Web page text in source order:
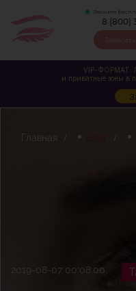
Звоните
8 (800)
Главная
2019-08-07 00:08:00
VIP-ФОРМАТ:
и приватные зоны в